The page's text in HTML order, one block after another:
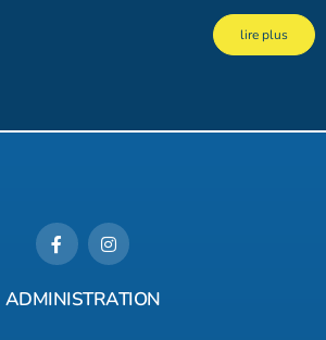
lire plus
ADMINISTRATION